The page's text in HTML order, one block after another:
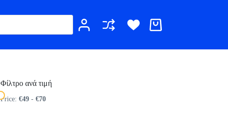
Καλάθι
Φίλτρο ανά τιμή
Price:€49 -€70